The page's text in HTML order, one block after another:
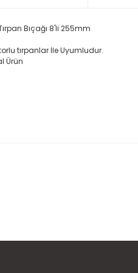
Bıçağı 8'li 255mm
tırpanlar İle Uyumludur.
Ürün